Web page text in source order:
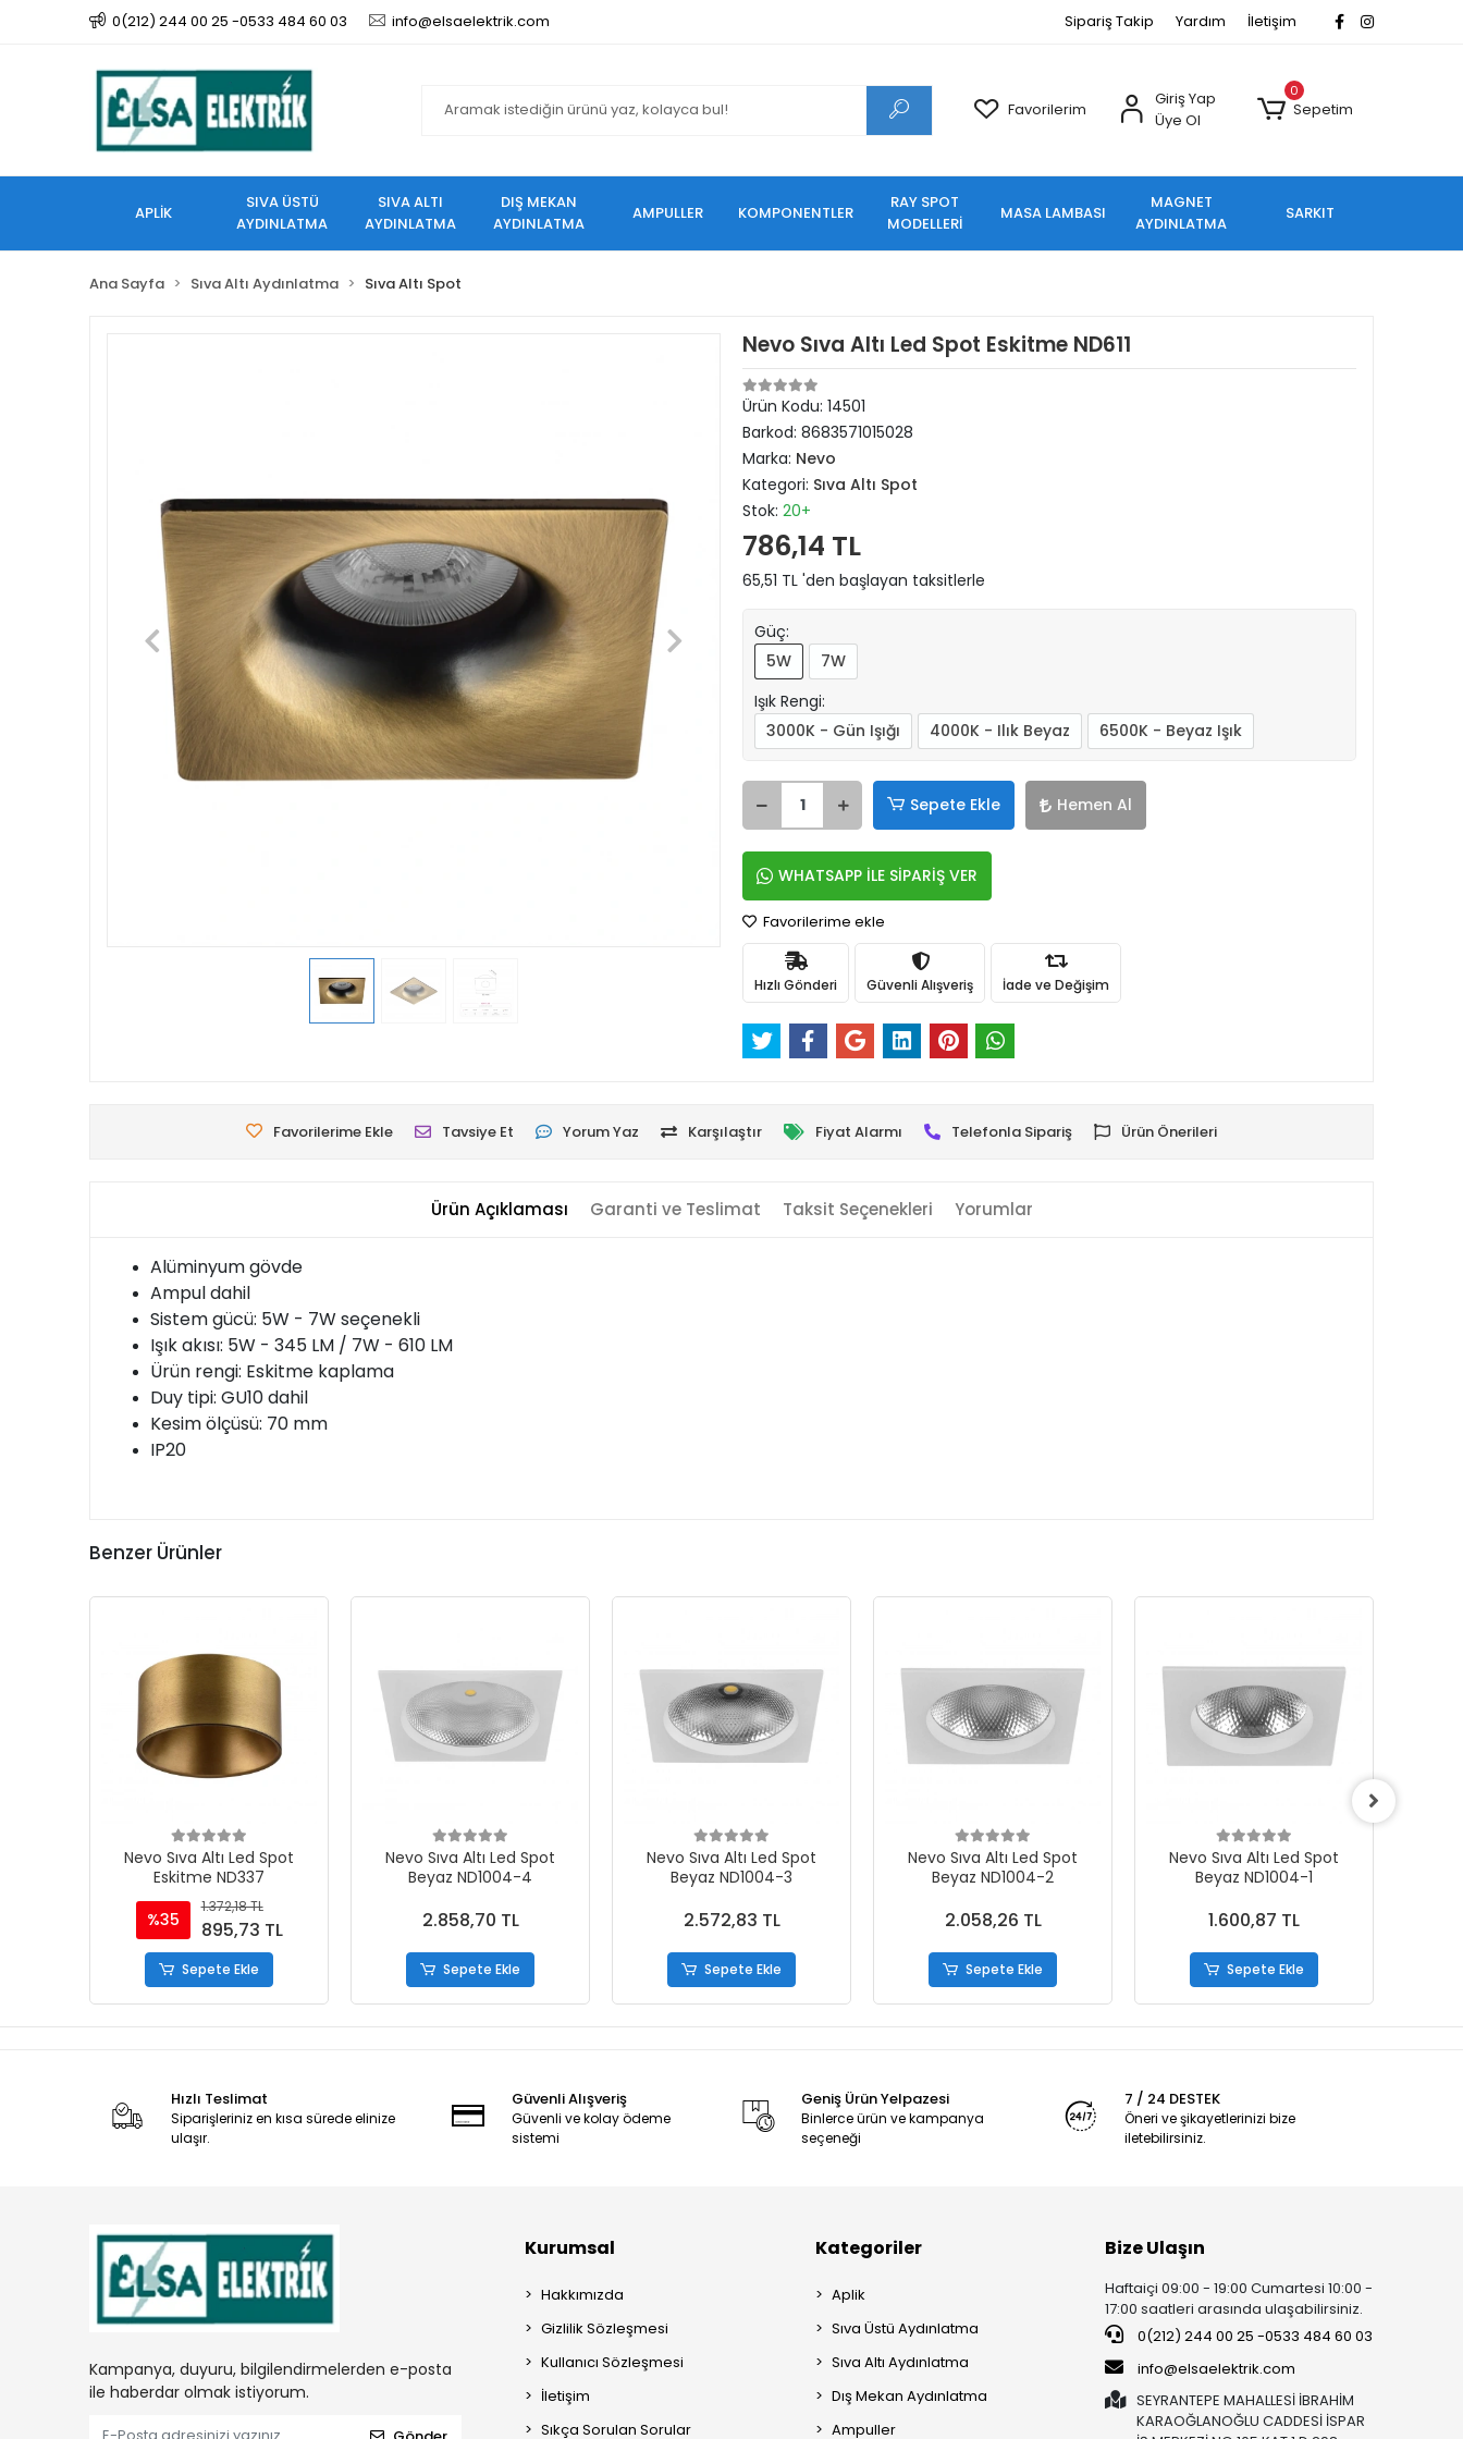
0(212) 244 00 25 -0533 484 60 03 info@elsaelektrik.com Sipariş Takip Yardım İletişim
Favorilerim
Giriş Yap
Üye Ol
0
Sepetim
APLİK
SIVA ÜSTÜ
AYDINLATMA
SIVA ALTI
AYDINLATMA
DIŞ MEKAN
AYDINLATMA
AMPULLER KOMPONENTLER
RAY SPOT
MODELLERİ
MASA LAMBASI
MAGNET
AYDINLATMA
SARKIT
Ana Sayfa Sıva Altı Aydınlatma Sıva Altı Spot
Nevo Sıva Altı Led Spot Eskitme ND611
Ürün Kodu: 14501
Barkod: 8683571015028
Marka: Nevo
Kategori: Sıva Altı Spot
Stok: 20+
786,14 TL
65,51 TL 'den başlayan taksitlerle
Güç:
5W
7W
Işık Rengi:
3000K - Gün Işığı
4000K - Ilık Beyaz 6500K - Beyaz Işık
Sepete Ekle Hemen Al
WHATSAPP İLE SİPARİŞ VER
Favorilerime ekle
Hızlı Gönderi Güvenli Alışveriş İade ve Değişim
Favorilerime Ekle Tavsiye Et Yorum Yaz Karşılaştır Fiyat Alarmı Telefonla Sipariş Ürün Önerileri
Ürün Açıklaması Garanti ve Teslimat Taksit Seçenekleri Yorumlar
Alüminyum gövde
Ampul dahil
Sistem gücü: 5W - 7W seçenekli
Işık akısı: 5W - 345 LM / 7W - 610 LM
Ürün rengi: Eskitme kaplama
Duy tipi: GU10 dahil
Kesim ölçüsü: 70 mm
IP20
Benzer Ürünler
Nevo Sıva Altı Led Spot
Eskitme ND337
%35
1.372,18 TL
895,73 TL
Sepete Ekle
Nevo Sıva Altı Led Spot
Beyaz ND1004-4
2.858,70 TL
Sepete Ekle
Nevo Sıva Altı Led Spot
Beyaz ND1004-3
2.572,83 TL
Sepete Ekle
Nevo Sıva Altı Led Spot
Beyaz ND1004-2
2.058,26 TL
Sepete Ekle
Nevo Sıva Altı Led Spot
Beyaz ND1004-1
1.600,87 TL
Sepete Ekle
Hızlı Teslimat
Siparişleriniz en kısa sürede elinize
ulaşır.
Güvenli Alışveriş
Güvenli ve kolay ödeme
sistemi
Geniş Ürün Yelpazesi
Binlerce ürün ve kampanya
seçeneği
7 / 24 DESTEK
Öneri ve şikayetlerinizi bize
iletebilirsiniz.
Kampanya, duyuru, bilgilendirmelerden e-posta
ile haberdar olmak istiyorum.
Kurumsal
Hakkımızda
Gizlilik Sözleşmesi
Kullanıcı Sözleşmesi
İletişim
Sıkça Sorulan Sorular
Kategoriler
Aplik
Sıva Üstü Aydınlatma
Sıva Altı Aydınlatma
Dış Mekan Aydınlatma
Ampuller
Bize Ulaşın
Haftaiçi 09:00 - 19:00 Cumartesi 10:00 -
17:00 saatleri arasında ulaşabilirsiniz.
0(212) 244 00 25 -0533 484 60 03
info@elsaelektrik.com
SEYRANTEPE MAHALLESİ İBRAHİM
KARAOĞLANOĞLU CADDESİ İSPAR